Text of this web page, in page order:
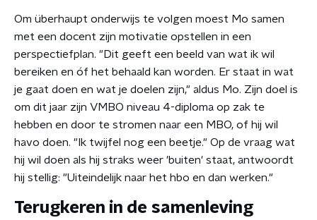
Om überhaupt onderwijs te volgen moest Mo samen
met een docent zijn motivatie opstellen in een
perspectiefplan. "Dit geeft een beeld van wat ik wil
bereiken en óf het behaald kan worden. Er staat in wat
je gaat doen en wat je doelen zijn," aldus Mo. Zijn doel is
om dit jaar zijn VMBO niveau 4-diploma op zak te
hebben en door te stromen naar een MBO, of hij wil
havo doen. "Ik twijfel nog een beetje." Op de vraag wat
hij wil doen als hij straks weer 'buiten' staat, antwoordt
hij stellig: "Uiteindelijk naar het hbo en dan werken."
Terugkeren in de samenleving